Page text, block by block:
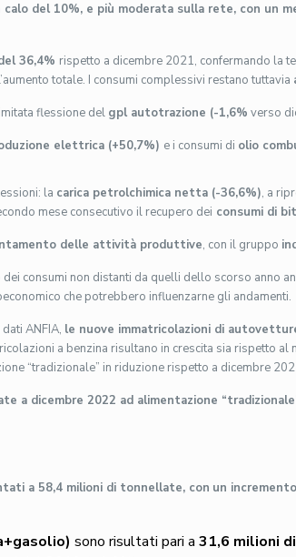
del 10%, e più moderata sulla rete, con un
36,4% rispetto a dicembre 2021, confermando la
totale. I consumi complessivi restano tuttavia
flessione del gpl autotrazione (-1,6% verso
elettrica (+50,7%) e i consumi di olio
la carica petrolchimica netta (-36,6%), a
mese consecutivo il recupero dei consumi di
delle attività produttive, con il gruppo
consumi non distanti da quelli dello scorso anno
che potrebbero influenzarne gli andamenti.
ANFIA, le nuove immatricolazioni di
a benzina risultano in crescita sia rispetto
“tradizionale” in riduzione rispetto a dicembre
a dicembre 2022 ad alimentazione
a 58,4 milioni di tonnellate, con un
sono risultati pari a 31,6 milioni di